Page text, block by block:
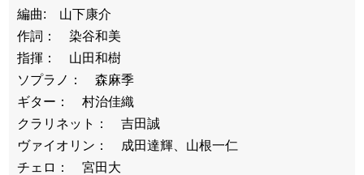
編曲: 山下康介
作詞： 染谷和美
指揮： 山田和樹
ソプラノ： 森麻季
ギター： 村治佳織
クラリネット： 吉田誠
ヴァイオリン： 成田達輝、山根一仁
チェロ： 宮田大